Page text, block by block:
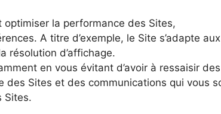
la performance des Sites,
A titre d’exemple, le Site s’adapte
résolution d’affichage.
en vous évitant d’avoir à ressaisir
des Sites et des communications qui vous
Sites.